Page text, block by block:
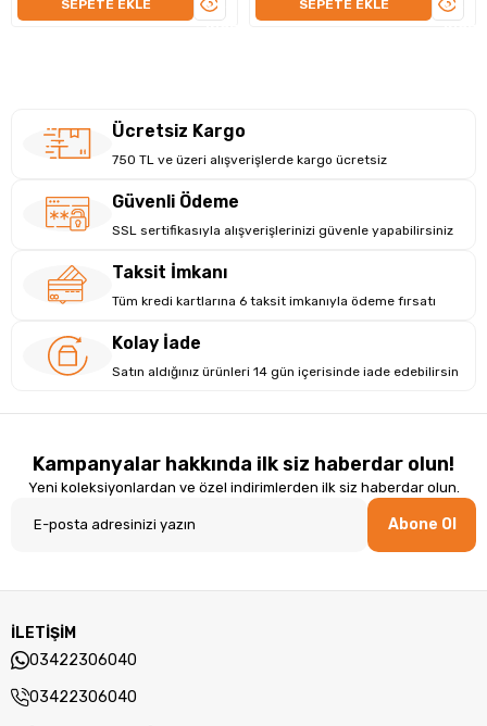
Hopärlör:Yok
SEPETE EKLE SEPETE EKLE
Ücretsiz Kargo
750 TL ve üzeri alışverişlerde kargo ücretsiz
Güvenli Ödeme
SSL sertifikasıyla alışverişlerinizi güvenle yapabilirsiniz
Taksit İmkanı
Tüm kredi kartlarına 6 taksit imkanıyla ödeme fırsatı
Kolay İade
Satın aldığınız ürünleri 14 gün içerisinde iade edebilirsin
Kampanyalar hakkında ilk siz haberdar olun!
Yeni koleksiyonlardan ve özel indirimlerden ilk siz haberdar olun.
Abone Ol
İLETİŞİM
03422306040
03422306040